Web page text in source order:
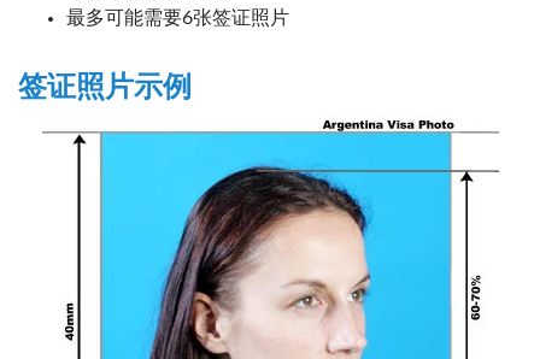
最多可能需要6张签证照片
签证照片示例